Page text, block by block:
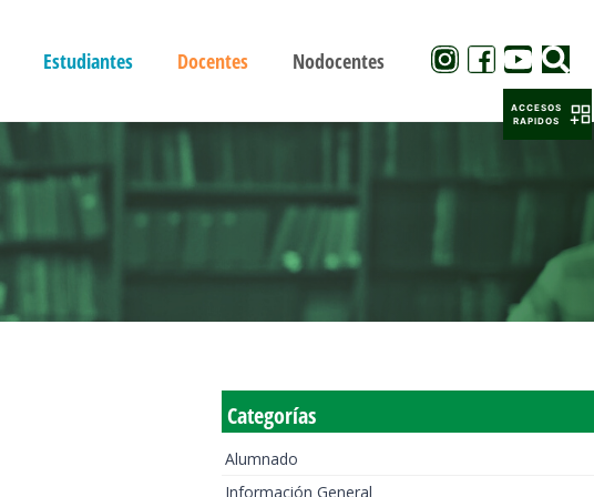
Estudiantes Docentes Nodocentes
Categorías
Alumnado
Información General
ACCESOS
RAPIDOS